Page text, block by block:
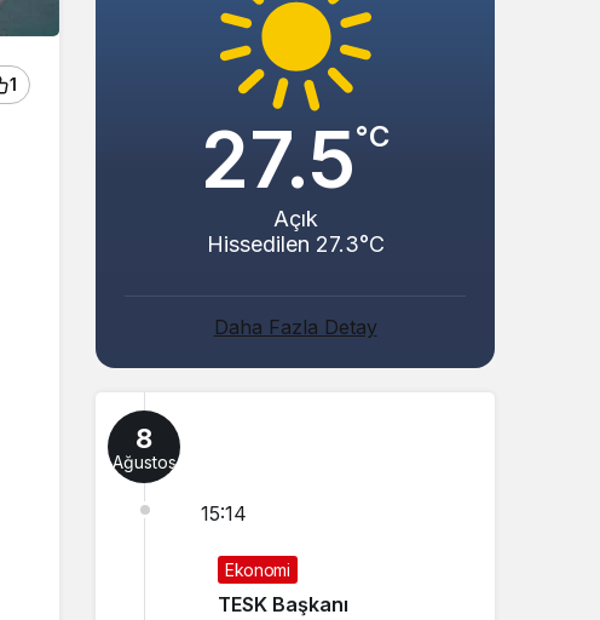
1
27.5°C
Açık
Hissedilen 27.3°C
Daha Fazla Detay
8
Ağustos
15:14
Ekonomi
TESK Başkanı